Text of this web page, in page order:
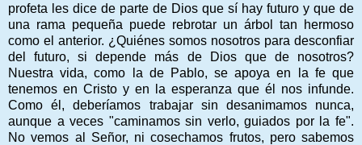
profeta les dice de parte de Dios que sí hay futuro y que de
una rama pequeña puede rebrotar un árbol tan hermoso
como el anterior. ¿Quiénes somos nosotros para desconfiar
del futuro, si depende más de Dios que de nosotros?
Nuestra vida, como la de Pablo, se apoya en la fe que
tenemos en Cristo y en la esperanza que él nos infunde.
Como él, deberíamos trabajar sin desanimamos nunca,
aunque a veces "caminamos sin verlo, guiados por la fe".
No vemos al Señor, ni cosechamos frutos, pero sabemos